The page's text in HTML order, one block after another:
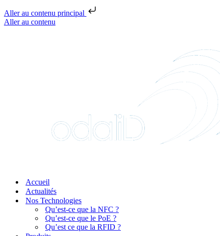
Aller au contenu principal
Aller au contenu
Accueil
Actualités
Nos Technologies
Qu’est-ce que la NFC ?
Qu’est-ce que le PoE ?
Qu’est ce que la RFID ?